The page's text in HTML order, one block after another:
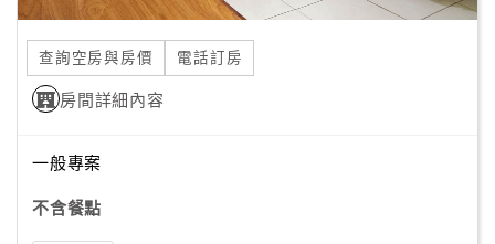
合
作
提
案
店
查詢空房與房價 電話訂房
房間詳細內容
一般專案
不含餐點